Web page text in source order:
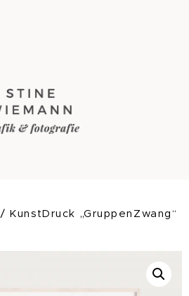
/ KunstDruck „GruppenZwang“